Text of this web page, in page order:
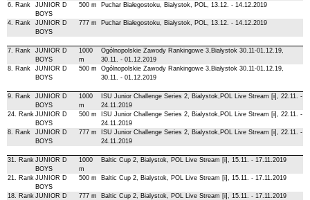
6. Rank
JUNIOR D
BOYS
500 m Puchar Białegostoku, Białystok, POL, 13.12. - 14.12.2019
4. Rank
JUNIOR D
BOYS
777 m Puchar Białegostoku, Białystok, POL, 13.12. - 14.12.2019
7. Rank
JUNIOR D
BOYS
1000
m
Ogólnopolskie Zawody Rankingowe 3,Białystok 30.11-01.12.19,
30.11. - 01.12.2019
8. Rank
JUNIOR D
BOYS
500 m
Ogólnopolskie Zawody Rankingowe 3,Białystok 30.11-01.12.19,
30.11. - 01.12.2019
9. Rank
JUNIOR D
BOYS
1000
m
ISU Junior Challenge Series 2, Bialystok,POL Live Stream [i], 22.11. -
24.11.2019
24. Rank JUNIOR D
BOYS
500 m
ISU Junior Challenge Series 2, Bialystok,POL Live Stream [i], 22.11. -
24.11.2019
8. Rank
JUNIOR D
BOYS
777 m
ISU Junior Challenge Series 2, Bialystok,POL Live Stream [i], 22.11. -
24.11.2019
31. Rank JUNIOR D
BOYS
1000
m
Baltic Cup 2, Bialystok, POL Live Stream [i], 15.11. - 17.11.2019
21. Rank JUNIOR D
BOYS
500 m Baltic Cup 2, Bialystok, POL Live Stream [i], 15.11. - 17.11.2019
18. Rank JUNIOR D
777 m Baltic Cup 2, Bialystok, POL Live Stream [i], 15.11. - 17.11.2019